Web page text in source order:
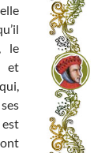
le
et
est